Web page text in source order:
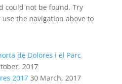
could not be found. Try
the navigation above to
de Dolores i el Parc
2017
2017 30 March, 2017